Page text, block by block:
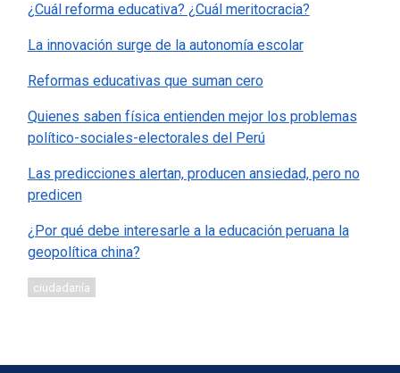
¿Cuál reforma educativa? ¿Cuál meritocracia?
La innovación surge de la autonomía escolar
Reformas educativas que suman cero
Quienes saben física entienden mejor los problemas
político-sociales-electorales del Perú
Las predicciones alertan, producen ansiedad, pero no
predicen
¿Por qué debe interesarle a la educación peruana la
geopolítica china?
ciudadanía